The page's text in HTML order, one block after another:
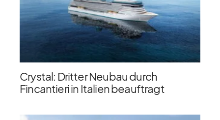
Crystal: Dritter Neubau durch
Fincantieri in Italien beauftragt